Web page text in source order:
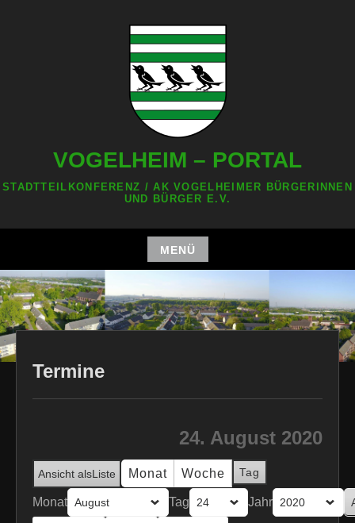
VOGELHEIM – PORTAL
STADTTEILKONFERENZ / AK VOGELHEIMER BÜRGERINNEN
UND BÜRGER E.V.
MENÜ
Zum
Inhalt
springen
Termine
24. August 2020
Ansicht alsListe Monat Woche Tag
Monat Tag Jahr